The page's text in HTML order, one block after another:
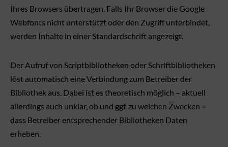
Ihres Browsers übertragen. Falls Ihr Browser die Google
Webfonts nicht unterstützt oder den Zugriff unterbindet,
werden Inhalte in einer Standardschrift angezeigt.
Der Aufruf von Scriptbibliotheken oder Schriftbibliotheken
löst automatisch eine Verbindung zum Betreiber der
Bibliothek aus. Dabei ist es theoretisch möglich – aktuell
allerdings auch unklar, ob und ggf. zu welchen Zwecken –
dass Betreiber entsprechender Bibliotheken Daten
erheben.